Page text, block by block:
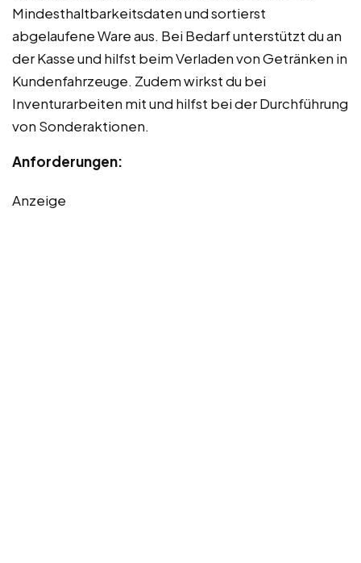
Mindesthaltbarkeitsdaten und sortierst
abgelaufene Ware aus. Bei Bedarf unterstützt du an
der Kasse und hilfst beim Verladen von Getränken in
Kundenfahrzeuge. Zudem wirkst du bei
Inventurarbeiten mit und hilfst bei der Durchführung
von Sonderaktionen.
Anforderungen:
Anzeige